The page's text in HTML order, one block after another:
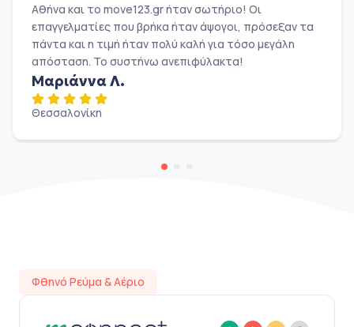
Αθήνα και το move123.gr ήταν σωτήριο! Οι
επαγγελματίες που βρήκα ήταν άψογοι, πρόσεξαν τα
πάντα και η τιμή ήταν πολύ καλή για τόσο μεγάλη
απόσταση. Το συστήνω ανεπιφύλακτα!
Μαριάννα Λ.
Θεσσαλονίκη
Φθηνό Ρεύμα & Αέριο